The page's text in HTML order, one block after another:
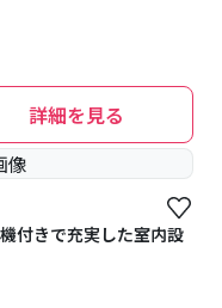
詳細を見る
付きで充実した室内設